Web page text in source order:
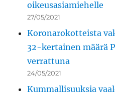
oikeusasiamiehelle
27/05/2021
Koronarokotteista
32-kertainen määrä
verrattuna
24/05/2021
Kummallisuuksia